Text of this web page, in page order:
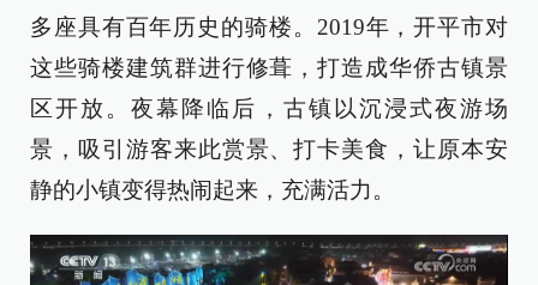
多座具有百年历史的骑楼。2019年，开平市对
这些骑楼建筑群进行修葺，打造成华侨古镇景
区开放。夜幕降临后，古镇以沉浸式夜游场
景，吸引游客来此赏景、打卡美食，让原本安
静的小镇变得热闹起来，充满活力。